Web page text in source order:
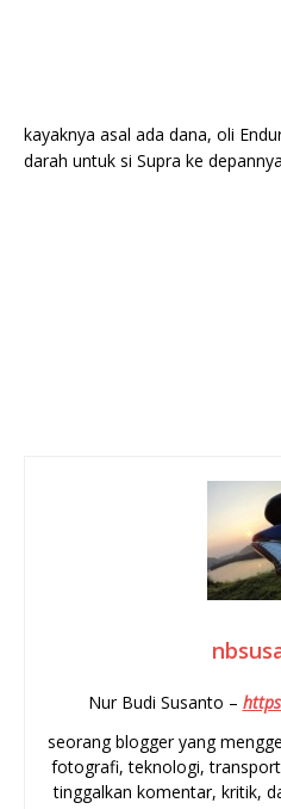
kayaknya asal ada dana, oli
darah untuk si Supra ke
Nur Budi Susanto –
seorang blogger yang
fotografi, teknologi,
tinggalkan komentar, kritik,